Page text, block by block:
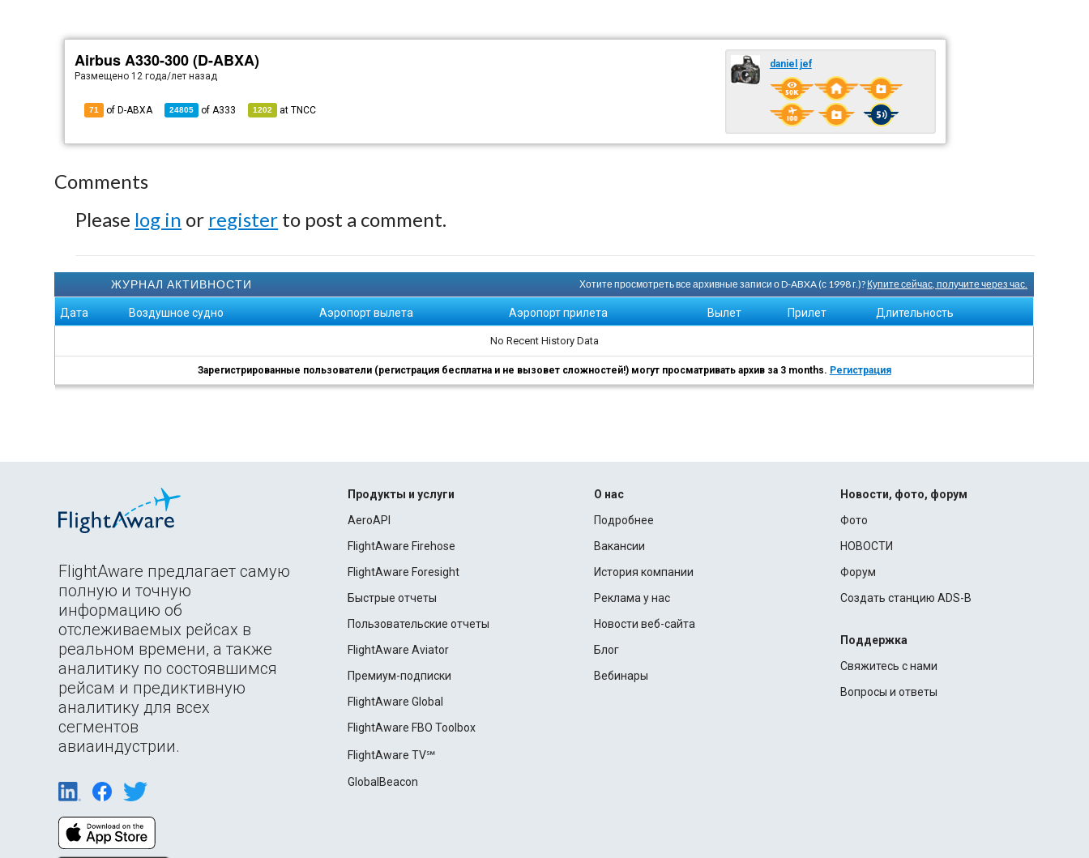
Airbus A330-300 (D-ABXA)
Размещено 12 года/лет назад
71 of D-ABXA 24805 ofA333 1202 atTNCC
daniel jef
Comments
Please log in or register to post a comment.
ЖУРНАЛ АКТИВНОСТИ Хотите просмотреть все архивные записи о D-ABXA (с 1998 г.)? Купите сейчас, получите через час.
Дата Воздушное судно Аэропорт вылета Аэропорт прилета Вылет Прилет Длительность
No Recent History Data
Зарегистрированные пользователи (регистрация бесплатна и не вызовет сложностей!) могут просматривать архив за 3 months. Регистрация
FlightAware предлагает самую
полную и точную
информацию об
отслеживаемых рейсах в
реальном времени, а также
аналитику по состоявшимся
рейсам и предиктивную
аналитику для всех
сегментов
авиаиндустрии.
Продукты и услуги
AeroAPI
FlightAware Firehose
FlightAware Foresight
Быстрые отчеты
Пользовательские отчеты
FlightAware Aviator
Премиум-подписки
FlightAware Global
FlightAware FBO Toolbox
FlightAware TV℠
GlobalBeacon
О нас
Подробнее
Вакансии
История компании
Реклама у нас
Новости веб-сайта
Блог
Вебинары
Новости, фото, форум
Фото
НОВОСТИ
Форум
Создать станцию ADS-B
Поддержка
Свяжитесь с нами
Вопросы и ответы